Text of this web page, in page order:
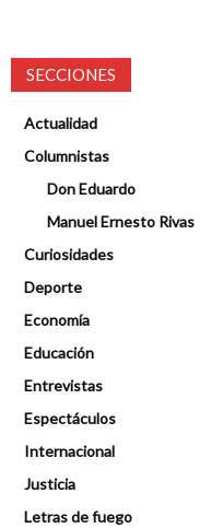
SECCIONES
Actualidad
Columnistas
Don Eduardo
Manuel Ernesto Rivas
Curiosidades
Deporte
Economía
Educación
Entrevistas
Espectáculos
Internacional
Justicia
Letras de fuego